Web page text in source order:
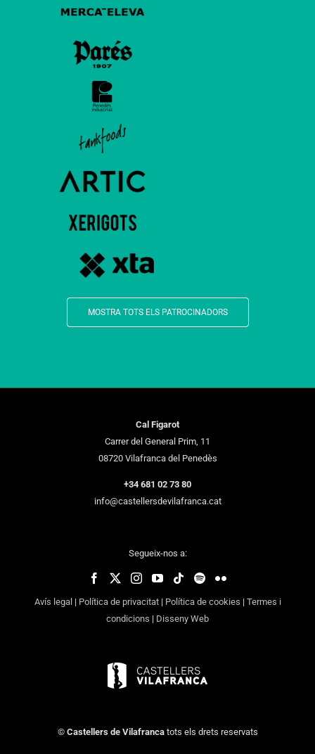
MOSTRA TOTS ELS PATROCINADORS
Cal Figarot
Carrer del General Prim, 11
08720 Vilafranca del Penedès
+34 681 02 73 80
info@castellersdevilafranca.cat
Segueix-nos a:
Avís legal | Política de privacitat| Política de cookies | Termes i
condicions | Disseny Web
© Castellers de Vilafrancatots els drets reservats